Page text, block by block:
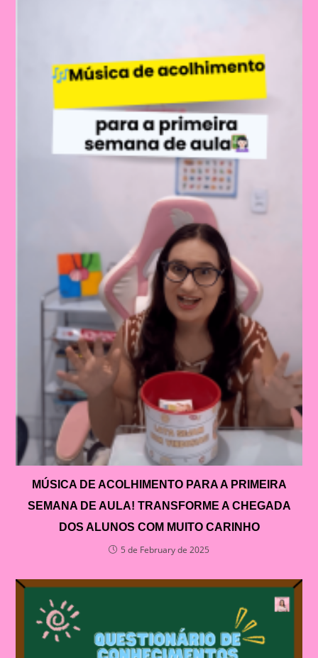
MÚSICA DE ACOLHIMENTO PARA A PRIMEIRA
SEMANA DE AULA! TRANSFORME A CHEGADA
DOS ALUNOS COM MUITO CARINHO
5 de February de 2025